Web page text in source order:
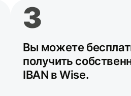
3
Вы можете
получить
IBAN в Wise.